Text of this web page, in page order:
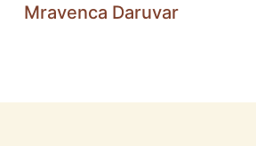
Mravenca Daruvar